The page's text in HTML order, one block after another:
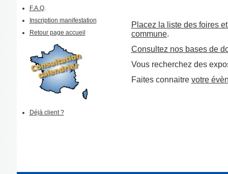
F.A.Q.
Inscription manifestation
Retour page accueil
Déjà client ?
Placez la liste des foires
commune.
Consultez nos bases de
Vous recherchez des
Faites connaitre votre